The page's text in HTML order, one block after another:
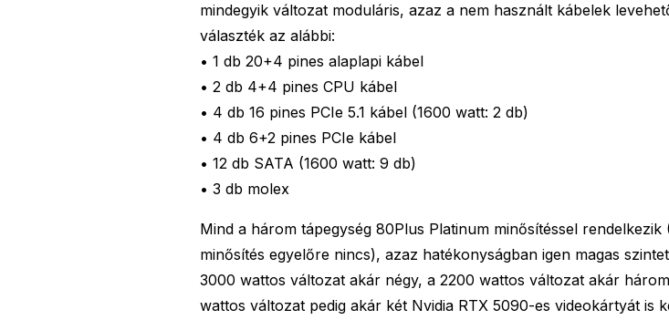
mindegyik változat moduláris, azaz a nem használt kábelek
választék az alábbi:
• 1 db 20+4 pines alaplapi kábel
• 2 db 4+4 pines CPU kábel
• 4 db 16 pines PCIe 5.1 kábel (1600 watt: 2 db)
• 4 db 6+2 pines PCIe kábel
• 12 db SATA (1600 watt: 9 db)
• 3 db molex
Mind a három tápegység 80Plus Platinum minősítéssel rendelkezik
minősítés egyelőre nincs), azaz hatékonyságban igen magas
3000 wattos változat akár négy, a 2200 wattos változat akár
wattos változat pedig akár két Nvidia RTX 5090-es videokártyát is